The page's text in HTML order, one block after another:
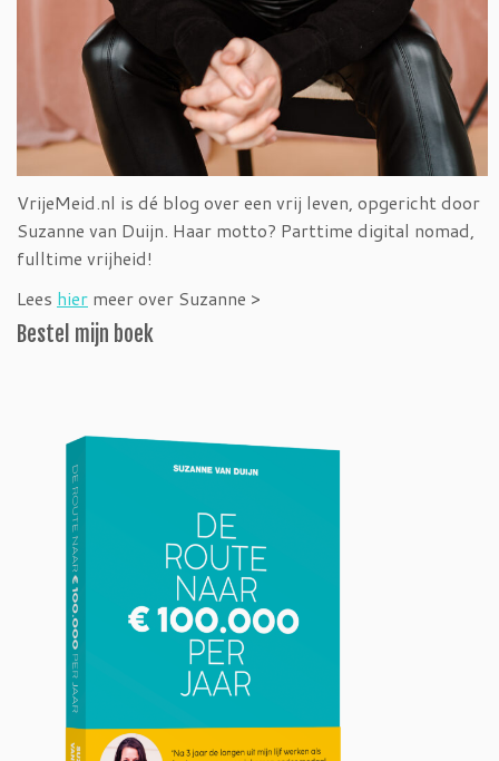
VrijeMeid.nl is dé blog over een vrij leven, opgericht door
Suzanne van Duijn. Haar motto? Parttime digital nomad,
fulltime vrijheid!
Lees hier meer over Suzanne >
Bestel mijn boek